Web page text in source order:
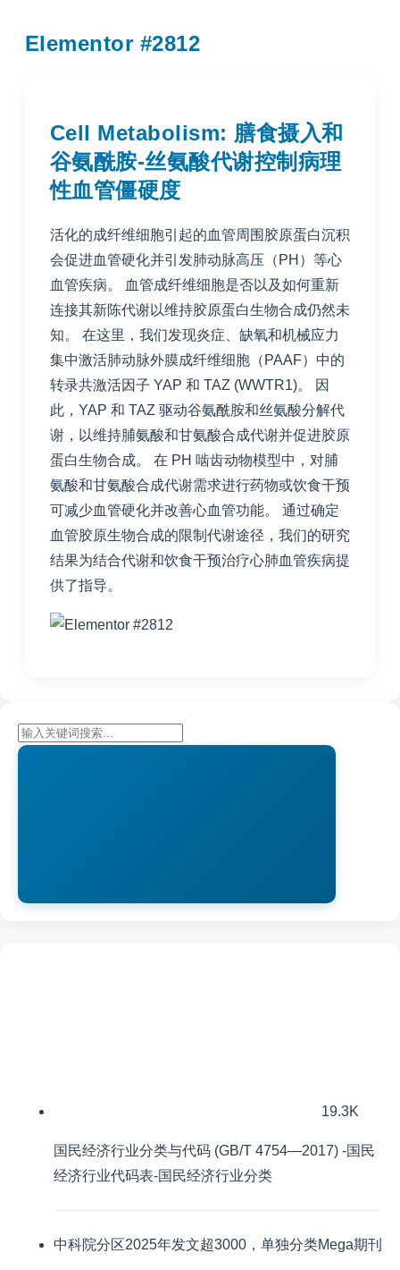
Elementor #2812
Cell Metabolism: 膳食摄入和
谷氨酰胺-丝氨酸代谢控制病理
性血管僵硬度
活化的成纤维细胞引起的血管周围胶原蛋白沉积
会促进血管硬化并引发肺动脉高压（PH）等心
血管疾病。 血管成纤维细胞是否以及如何重新
连接其新陈代谢以维持胶原蛋白生物合成仍然未
知。 在这里，我们发现炎症、缺氧和机械应力
集中激活肺动脉外膜成纤维细胞（PAAF）中的
转录共激活因子 YAP 和 TAZ (WWTR1)。 因
此，YAP 和 TAZ 驱动谷氨酰胺和丝氨酸分解代
谢，以维持脯氨酸和甘氨酸合成代谢并促进胶原
蛋白生物合成。 在 PH 啮齿动物模型中，对脯
氨酸和甘氨酸合成代谢需求进行药物或饮食干预
可减少血管硬化并改善心血管功能。 通过确定
血管胶原生物合成的限制代谢途径，我们的研究
结果为结合代谢和饮食干预治疗心肺血管疾病提
供了指导。
19.3K
国民经济行业分类与代码 (GB/T 4754—2017) -国民
经济行业代码表-国民经济行业分类
中科院分区2025年发文超3000，单独分类Mega期刊